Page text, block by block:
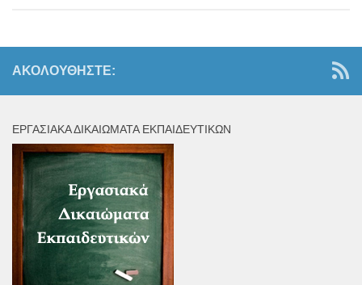
ΑΚΟΛΟΥΘΉΣΤΕ:
ΕΡΓΑΣΙΑΚΆ ΔΙΚΑΙΏΜΑΤΑ ΕΚΠΑΙΔΕΥΤΙΚΏΝ